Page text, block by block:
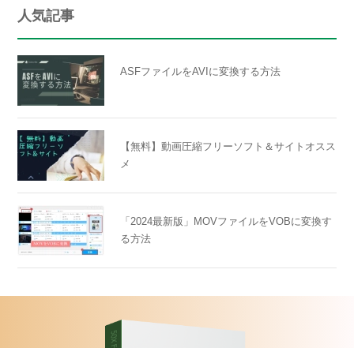
人気記事
ASFファイルをAVIに変換する方法
【無料】動画圧縮フリーソフト＆サイトオスス
メ
「2024最新版」MOVファイルをVOBに変換す
る方法